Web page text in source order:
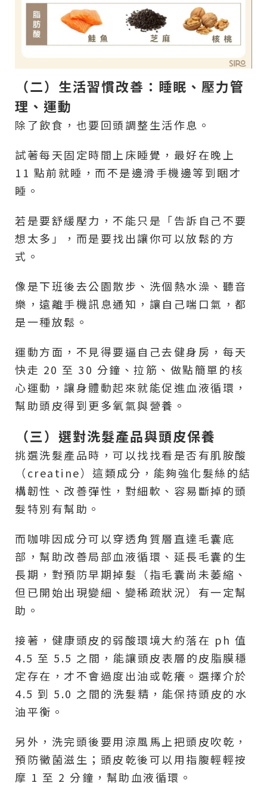
（二）生活習慣改善：睡眠、壓力管
理、運動
除了飲食，也要回頭調整生活作息。
試著每天固定時間上床睡覺，最好在晚上
11 點前就睡，而不是邊滑手機邊等到睏才
睡。
若是要舒緩壓力，不能只是「告訴自己不要
想太多」，而是要找出讓你可以放鬆的方
式。
像是下班後去公園散步、洗個熱水澡、聽音
樂，遠離手機訊息通知，讓自己喘口氣，都
是一種放鬆。
運動方面，不見得要逼自己去健身房，每天
快走 20 至 30 分鐘、拉筋、做點簡單的核
心運動，讓身體動起來就能促進血液循環，
幫助頭皮得到更多氧氣與營養。
（三）選對洗髮產品與頭皮保養
挑選洗髮產品時，可以找找看是否有肌胺酸
（creatine）這類成分，能夠強化髮絲的結
構韌性、改善彈性，對細軟、容易斷掉的頭
髮特別有幫助。
而咖啡因成分可以穿透角質層直達毛囊底
部，幫助改善局部血液循環、延長毛囊的生
長期，對預防早期掉髮（指毛囊尚未萎縮、
但已開始出現變細、變稀疏狀況）有一定幫
助。
接著，健康頭皮的弱酸環境大約落在 ph 值
4.5 至 5.5 之間，能讓頭皮表層的皮脂膜穩
定存在，才不會過度出油或乾癢。選擇介於
4.5 到 5.0 之間的洗髮精，能保持頭皮的水
油平衡。
另外，洗完頭後要用涼風馬上把頭皮吹乾，
預防黴菌滋生；頭皮乾後可以用指腹輕輕按
摩 1 至 2 分鐘，幫助血液循環。